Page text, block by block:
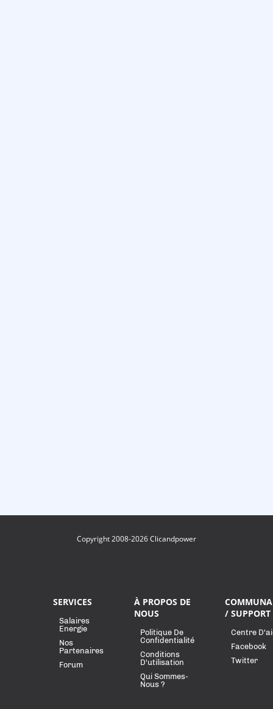
Copyright 2008-2026 Clicandpower
SERVICES
Salaires
Energie
Nos
Partenaires
Forum
À PROPOS DE
NOUS
Politique De
Confidentialité
Conditions
D'utilisation
Qui Sommes-
Nous ?
/ SUPPORT
Centre
Facebook
Twitter